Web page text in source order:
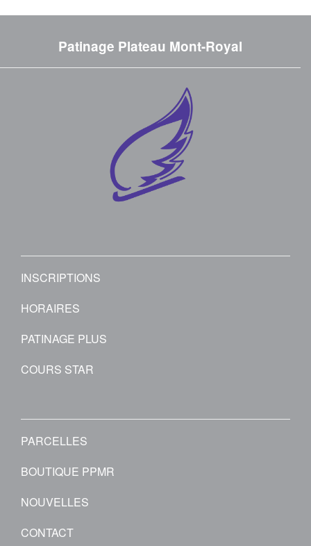
Patinage Plateau Mont-Royal
INSCRIPTIONS
HORAIRES
PATINAGE PLUS
COURS STAR
PARCELLES
BOUTIQUE PPMR
NOUVELLES
CONTACT